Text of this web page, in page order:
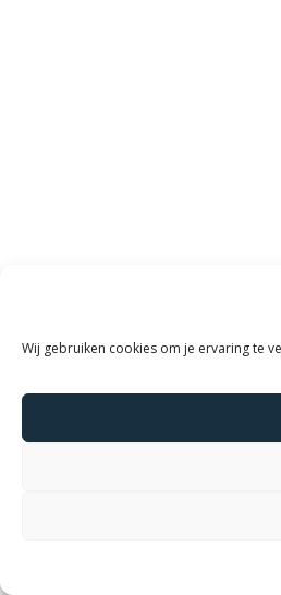
Wij gebruiken cookies om je ervaring te